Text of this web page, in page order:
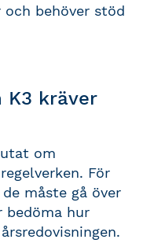
behöver stöd
K3 kräver
om
För
måste gå över
bedöma hur